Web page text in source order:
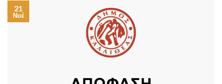
21
Νοέ